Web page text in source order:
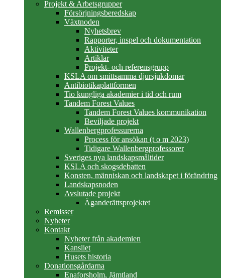
Projekt & Arbetsgrupper
Försörjningsberedskap
Växtnoden
Nyhetsbrev
Rapporter, inspel och dokumentation
Aktiviteter
Artiklar
Projekt- och referensgrupp
KSLA om smittsamma djursjukdomar
Antibiotikaplattformen
Tio kungliga akademier i tid och rum
Tandem Forest Values
Tandem Forest Values kommunikation
Beviljade projekt
Wallenbergprofessurerna
Process för ansökan (t o m 2023)
Tidigare Wallenbergprofessorer
Sveriges nya landskapsmåltider
KSLA och skogsdebatten
Konsten, människan och landskapet i förändring
Landskapsnoden
Avslutade projekt
Äganderättsprojektet
Remisser
Nyheter
Kontakt
Nyheter från akademien
Kansliet
Husets historia
Donationsgårdarna
Enaforsholm, Jämtland